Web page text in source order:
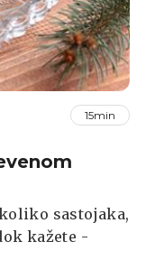
15min
sastojaka,
kažete -